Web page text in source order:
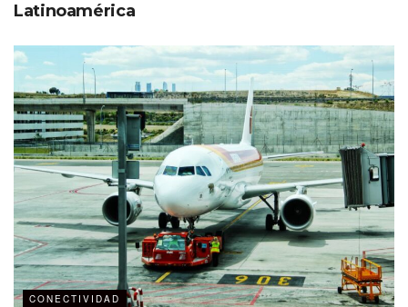
Latinoamérica
CONECTIVIDAD